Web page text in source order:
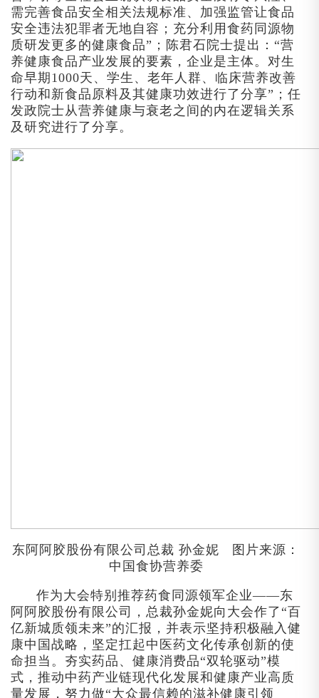
需完善食品安全相关法规标准、加强监管让食品
安全违法犯罪者无地自容；充分利用食药同源物
质研发更多的健康食品”；陈君石院士提出：“营
养健康食品产业发展的要素，企业是主体。对生
命早期1000天、学生、老年人群、临床营养改善
行动和新食品原料及其健康功效进行了分享”；任
发政院士从营养健康与衰老之间的内在逻辑关系
及研究进行了分享。
东阿阿胶股份有限公司总裁 孙金妮 图片来源：
中国食协营养委
作为大会特别推荐药食同源领军企业——东
阿阿胶股份有限公司，总裁孙金妮向大会作了“百
亿新城质领未来”的汇报，并表示坚持积极融入健
康中国战略，坚定扛起中医药文化传承创新的使
命担当。夯实药品、健康消费品“双轮驱动”模
式，推动中药产业链现代化发展和健康产业高质
量发展，努力做“大众最信赖的滋补健康引领